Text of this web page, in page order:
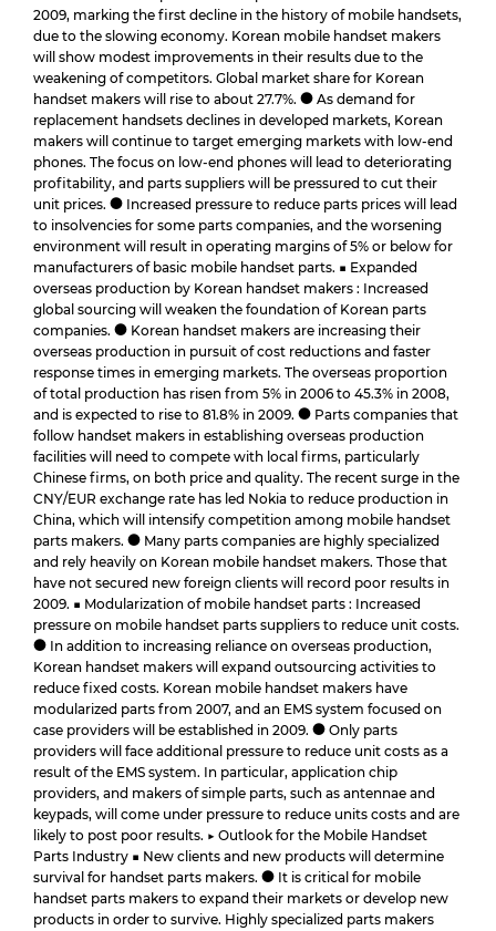
2009, marking the first decline in the history of mobile handsets,
due to the slowing economy. Korean mobile handset makers
will show modest improvements in their results due to the
weakening of competitors. Global market share for Korean
handset makers will rise to about 27.7%. ● As demand for
replacement handsets declines in developed markets, Korean
makers will continue to target emerging markets with low-end
phones. The focus on low-end phones will lead to deteriorating
profitability, and parts suppliers will be pressured to cut their
unit prices. ● Increased pressure to reduce parts prices will lead
to insolvencies for some parts companies, and the worsening
environment will result in operating margins of 5% or below for
manufacturers of basic mobile handset parts. ■ Expanded
overseas production by Korean handset makers : Increased
global sourcing will weaken the foundation of Korean parts
companies. ● Korean handset makers are increasing their
overseas production in pursuit of cost reductions and faster
response times in emerging markets. The overseas proportion
of total production has risen from 5% in 2006 to 45.3% in 2008,
and is expected to rise to 81.8% in 2009. ● Parts companies that
follow handset makers in establishing overseas production
facilities will need to compete with local firms, particularly
Chinese firms, on both price and quality. The recent surge in the
CNY/EUR exchange rate has led Nokia to reduce production in
China, which will intensify competition among mobile handset
parts makers. ● Many parts companies are highly specialized
and rely heavily on Korean mobile handset makers. Those that
have not secured new foreign clients will record poor results in
2009. ■ Modularization of mobile handset parts : Increased
pressure on mobile handset parts suppliers to reduce unit costs.
● In addition to increasing reliance on overseas production,
Korean handset makers will expand outsourcing activities to
reduce fixed costs. Korean mobile handset makers have
modularized parts from 2007, and an EMS system focused on
case providers will be established in 2009. ● Only parts
providers will face additional pressure to reduce unit costs as a
result of the EMS system. In particular, application chip
providers, and makers of simple parts, such as antennae and
keypads, will come under pressure to reduce units costs and are
likely to post poor results. ▶ Outlook for the Mobile Handset
Parts Industry ■ New clients and new products will determine
survival for handset parts makers. ● It is critical for mobile
handset parts makers to expand their markets or develop new
products in order to survive. Highly specialized parts makers